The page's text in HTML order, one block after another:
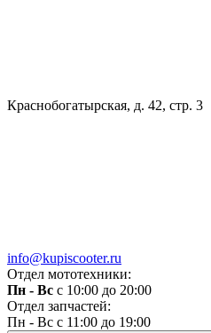
Краснобогатырская, д. 42, стр. 3
info@kupiscooter.ru
Отдел мототехники:
Пн - Вс с 10:00 до 20:00
Отдел запчастей:
Пн - Вс с 11:00 до 19:00